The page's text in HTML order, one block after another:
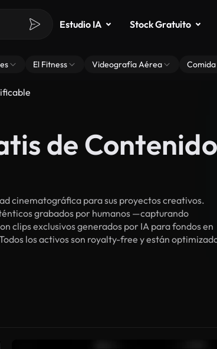
Estudio IA Stock Gratuito
El Fitness Videografía Aérea
de Contenido
cinematográfica para sus proyectos creativos.
grabados por humanos —capturando
clips exclusivos generados por IA para fondos en
los activos son royalty-free y están